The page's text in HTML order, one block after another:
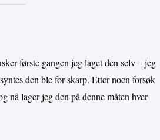
første gangen jeg laget den selv – jeg
den ble for skarp. Etter noen forsøk
nå lager jeg den på denne måten hver